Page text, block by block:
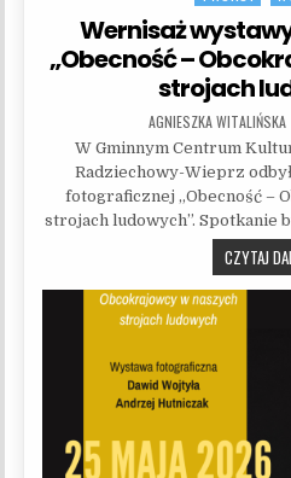
Wernisaż
„Obecność –
strojach
AUTHOR:
AGNIESZKA WITALIŃSKA
W Gminnym Centrum
Radziechowy-Wieprz
fotograficznej „Obecność –
strojach ludowych”. Spotkanie
CZYTAJ